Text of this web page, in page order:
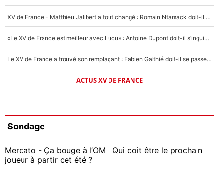
XV de France - Matthieu Jalibert a tout changé : Romain Ntamack doit-il s’inquiéter pour sa place à un an de la Coupe du monde ?
«Le XV de France est meilleur avec Lucu» : Antoine Dupont doit-il s’inquiéter pour sa place ?
Le XV de France a trouvé son remplaçant : Fabien Galthié doit-il se passer d'Antoine Dupont ?
ACTUS XV DE FRANCE
Sondage
Mercato - Ça bouge à l’OM : Qui doit être le prochain
joueur à partir cet été ?